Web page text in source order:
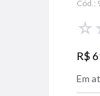
Cód.:
☆
R$
Em